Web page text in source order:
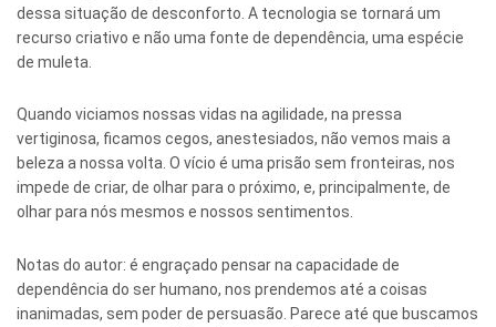
dessa situação de desconforto. A tecnologia se tornará um
recurso criativo e não uma fonte de dependência, uma espécie
de muleta.
Quando viciamos nossas vidas na agilidade, na pressa
vertiginosa, ficamos cegos, anestesiados, não vemos mais a
beleza a nossa volta. O vício é uma prisão sem fronteiras, nos
impede de criar, de olhar para o próximo, e, principalmente, de
olhar para nós mesmos e nossos sentimentos.
Notas do autor: é engraçado pensar na capacidade de
dependência do ser humano, nos prendemos até a coisas
inanimadas, sem poder de persuasão. Parece até que buscamos